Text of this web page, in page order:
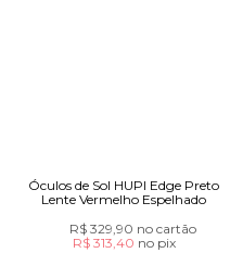
Óculos de Sol HUPI Edge Preto
Lente Vermelho Espelhado
R$ 329,90 no cartão
R$ 313,40 no pix